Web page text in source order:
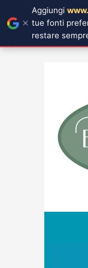
Aggiungi
tue fonti
restare